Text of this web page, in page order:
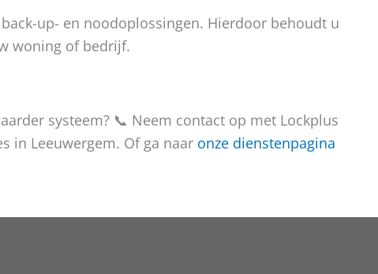
up- en noodoplossingen. Hierdoor behoudt u
woning of bedrijf.
systeem? 📞 Neem contact op met Lockplus
in Leeuwergem. Of ga naar onze dienstenpagina